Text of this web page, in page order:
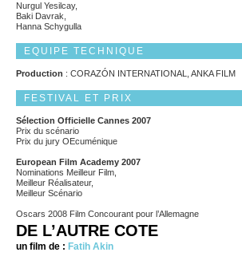
Nurgul Yesilcay,
Baki Davrak,
Hanna Schygulla
EQUIPE TECHNIQUE
Production : CORAZÓN INTERNATIONAL, ANKA FILM
FESTIVAL ET PRIX
Sélection Officielle Cannes 2007
Prix du scénario
Prix du jury OEcuménique
European Film Academy 2007
Nominations Meilleur Film,
Meilleur Réalisateur,
Meilleur Scénario
Oscars 2008 Film Concourant pour l’Allemagne
DE L’AUTRE COTE
un film de : Fatih Akin